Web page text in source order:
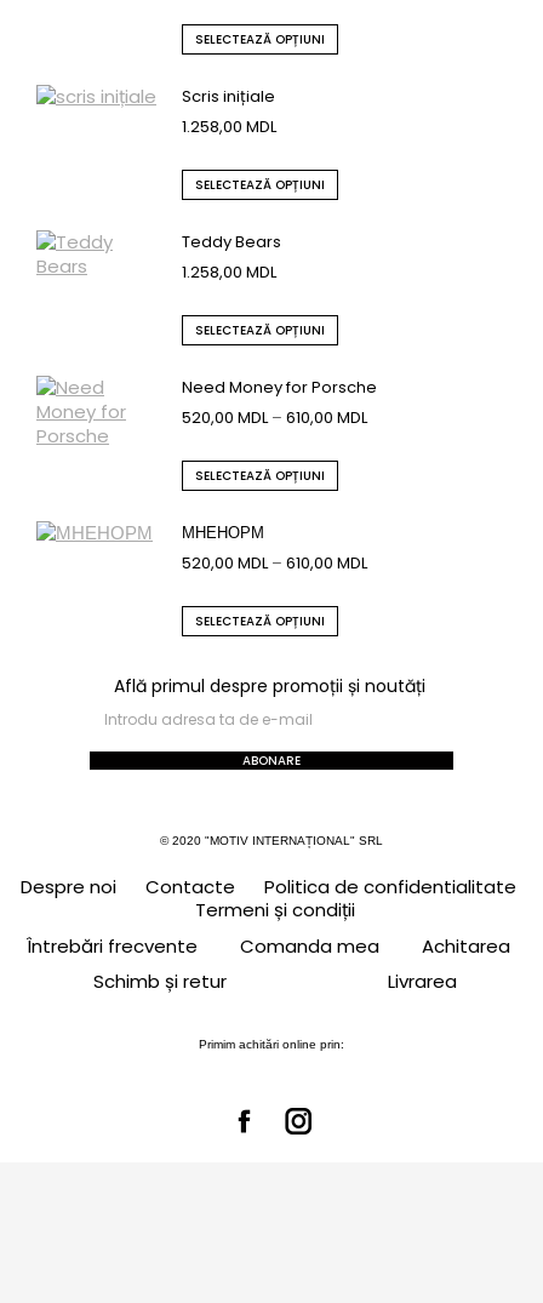
SELECTEAZĂ OPȚIUNI
Scris inițiale
1.258,00 MDL
SELECTEAZĂ OPȚIUNI
Teddy Bears
1.258,00 MDL
SELECTEAZĂ OPȚIUNI
Need Money for Porsche
520,00 MDL – 610,00 MDL
SELECTEAZĂ OPȚIUNI
МНЕНОРМ
520,00 MDL – 610,00 MDL
SELECTEAZĂ OPȚIUNI
Află primul despre promoții și noutăți
ABONARE
© 2020 "MOTIV INTERNAȚIONAL" SRL
Despre noi Contacte
Politica de confidentialitate
Termeni și condiții
Întrebări frecvente
Comanda mea
Achitarea
Schimb și retur
Livrarea
Primim achitări online prin: